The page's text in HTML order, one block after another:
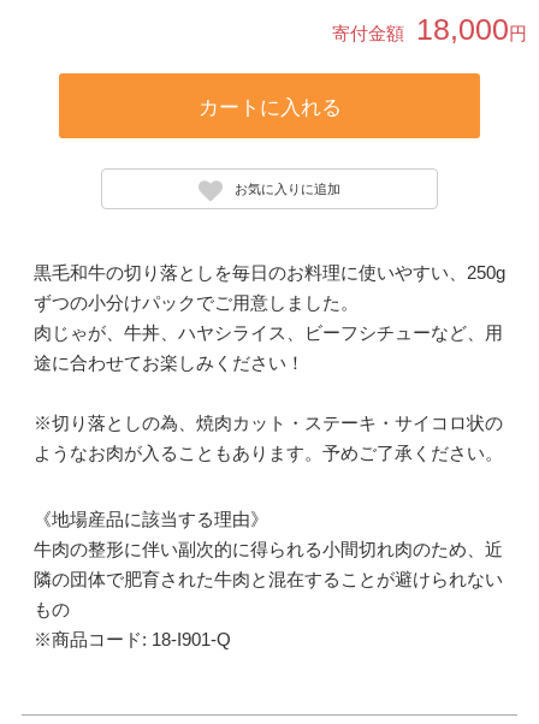
寄付金額 18,000円
カートに入れる
お気に入りに追加
黒毛和牛の切り落としを毎日のお料理に使いやすい、250g
ずつの小分けパックでご用意しました。
肉じゃが、牛丼、ハヤシライス、ビーフシチューなど、用
途に合わせてお楽しみください！
※切り落としの為、焼肉カット・ステーキ・サイコロ状の
ようなお肉が入ることもあります。予めご了承ください。
《地場産品に該当する理由》
牛肉の整形に伴い副次的に得られる小間切れ肉のため、近
隣の団体で肥育された牛肉と混在することが避けられない
もの
※商品コード: 18-I901-Q